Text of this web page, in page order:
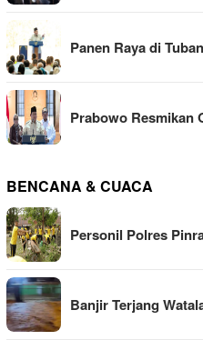
Panen Raya di
Prabowo Resmikan
BENCANA & CUACA
Personil Polres
Banjir Terjang